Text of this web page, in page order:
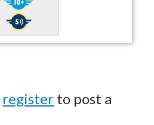
register to post a